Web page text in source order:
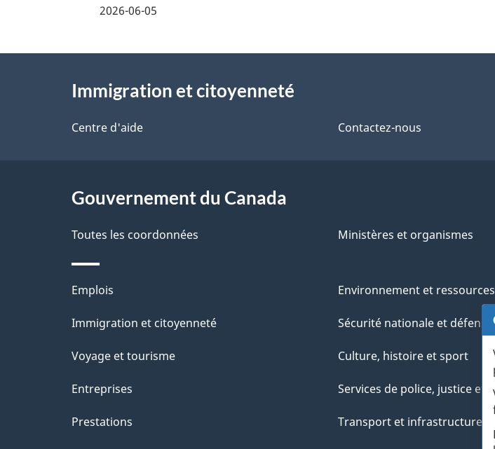
n
l
s
d
a
p
a
g
e
v
o
r
o
a
c
t
i
2026-06-05
proposImmigration et citoyenneté
Centre d'aide Contactez-nous
Gouvernement du Canada
Toutes les coordonnées Ministères et organismes
Thèmes
et
Emplois
Immigration et citoyenneté
Voyage et tourisme
Entreprises
Prestations
Environnement et
Sécurité nationale et défense
Culture, histoire et sport
Services de police, justice et
Transport et infrastructure